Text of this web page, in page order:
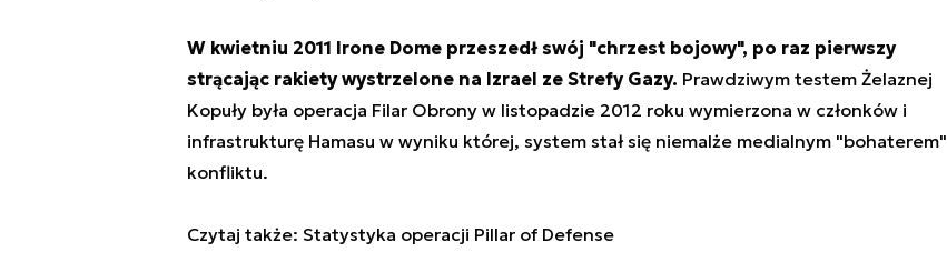
W kwietniu 2011 Irone Dome przeszedł swój "chrzest bojowy", po raz pierwszy
strącając rakiety wystrzelone na Izrael ze Strefy Gazy. Prawdziwym testem Żelaznej
Kopuły była operacja Filar Obrony w listopadzie 2012 roku wymierzona w członków i
infrastrukturę Hamasu w wyniku której, system stał się niemalże medialnym "bohaterem"
konfliktu.
Czytaj także: Statystyka operacji Pillar of Defense